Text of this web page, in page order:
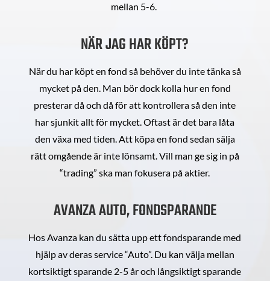
mellan 5-6.
NÄR JAG HAR KÖPT?
När du har köpt en fond så behöver du inte tänka så
mycket på den. Man bör dock kolla hur en fond
presterar då och då för att kontrollera så den inte
har sjunkit allt för mycket. Oftast är det bara låta
den växa med tiden. Att köpa en fond sedan sälja
rätt omgående är inte lönsamt. Vill man ge sig in på
“trading” ska man fokusera på aktier.
AVANZA AUTO, FONDSPARANDE
Hos Avanza kan du sätta upp ett fondsparande med
hjälp av deras service “Auto”. Du kan välja mellan
kortsiktigt sparande 2-5 år och långsiktigt sparande